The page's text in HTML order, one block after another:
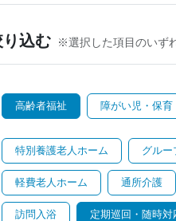
込む ※選択した項目のいず
高齢者福祉 障がい児・保育
特別養護老人ホーム グルー
軽費老人ホーム 通所介護
訪問入浴 定期巡回・随時